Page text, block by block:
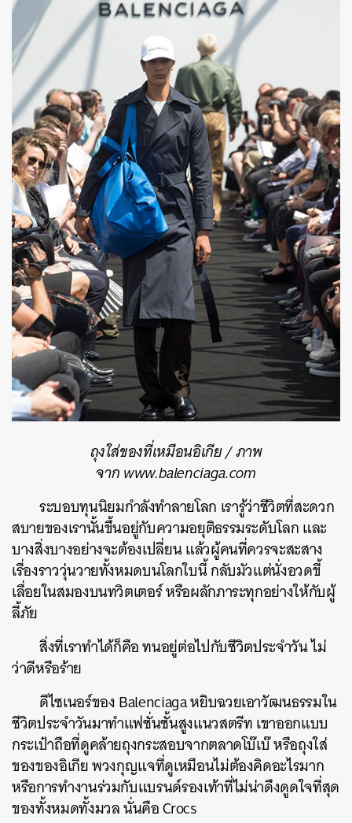
ถุงใส่ของที่เหมือนอิเกีย / ภาพ
จาก www.balenciaga.com
ระบอบทุนนิยมกำลังทำลายโลก เรารู้ว่าชีวิตที่สะดวก
สบายของเรานั้นขึ้นอยู่กับความอยุติธรรมระดับโลก และ
บางสิ่งบางอย่างจะต้องเปลี่ยน แล้วผู้คนที่ควรจะสะสาง
เรื่องราววุ่นวายทั้งหมดบนโลกใบนี้ กลับมัวแต่นั่งอวดขี้
เลื่อยในสมองบนทวิตเตอร์ หรือผลักภาระทุกอย่างให้กับผู้
ลี้ภัย
สิ่งที่เราทำได้ก็คือ ทนอยู่ต่อไปกับชีวิตประจำวัน ไม่
ว่าดีหรือร้าย
ดีไซเนอร์ของ Balenciaga หยิบฉวยเอาวัฒนธรรมใน
ชีวิตประจำวันมาทำแฟชั่นชั้นสูงแนวสตรีท เขาออกแบบ
กระเป๋าถือที่ดูคล้ายถุงกระสอบจากตลาดโบ๊เบ๊ หรือถุงใส่
ของของอิเกีย พวงกุญแจที่ดูเหมือนไม่ต้องคิดอะไรมาก
หรือการทำงานร่วมกับแบรนด์รองเท้าที่ไม่น่าดึงดูดใจที่สุด
ของทั้งหมดทั้งมวล นั่นคือ Crocs
ค้นหา
SHARE TWEET LINE EMAIL